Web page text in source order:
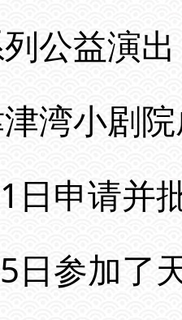
公益演
湾小剧
日申请并
日参加了